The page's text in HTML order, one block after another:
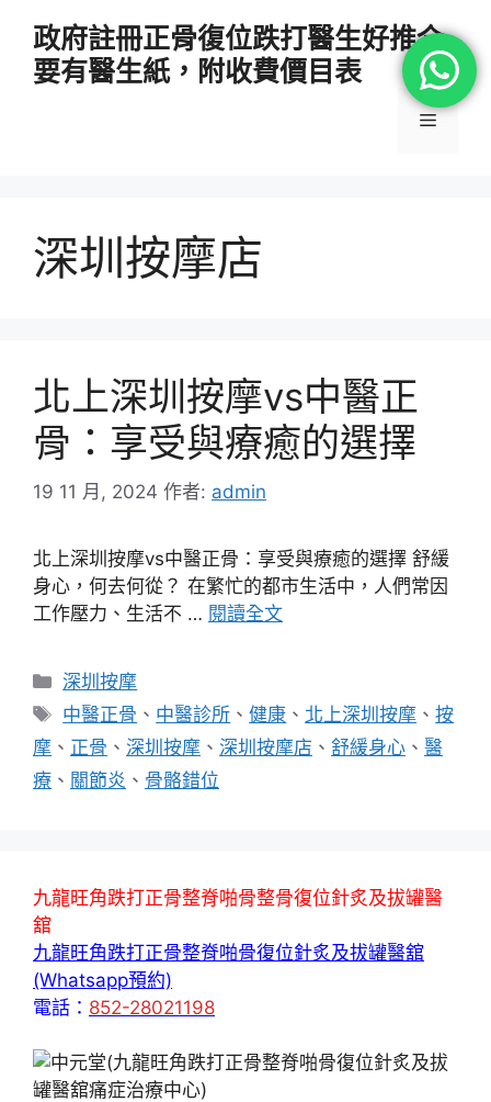
政府註冊正骨復位跌打醫生好推介
要有醫生紙，附收費價目表
選
深圳按摩店
北上深圳按摩vs中醫正
骨：享受與療癒的選擇
19 11 月, 2024 作者: admin
北上深圳按摩vs中醫正骨：享受與療癒的選擇 舒緩
身心，何去何從？ 在繁忙的都市生活中，人們常因
工作壓力、生活不 … 閱讀全文
分
類
深圳按摩
標
籤
中醫正骨 、 中醫診所 、健康 、 北上深圳按摩 、按
摩 、 正骨 、 深圳按摩 、 深圳按摩店 、 舒緩身心 、 醫
療 、 關節炎 、 骨骼錯位
九龍旺角跌打正骨整脊啪骨整骨復位針炙及拔罐醫
舘
九龍旺角跌打正骨整脊啪骨復位針炙及拔罐醫舘
(Whatsapp預約)
電話： 852-28021198